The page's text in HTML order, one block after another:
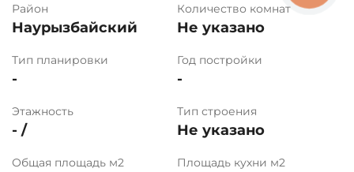
Район
Наурызбайский
Количество комнат
Не указано
Тип планировки
-
Год постройки
-
Этажность
- /
Тип строения
Не указано
Общая площадь м2 Площадь кухни м2